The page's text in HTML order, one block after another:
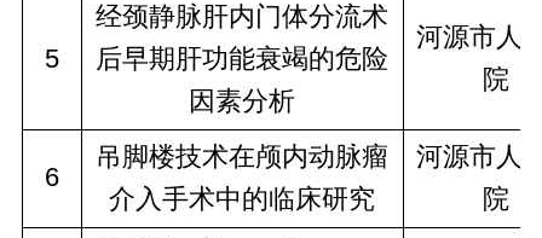
5
经颈静脉肝内门体分流术
后早期肝功能衰竭的危险
因素分析
河源市人
院
6
吊脚楼技术在颅内动脉瘤
介入手术中的临床研究
河源市人
院